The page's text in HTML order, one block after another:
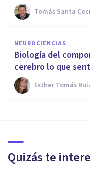
Tomás Santa
NEUROCIENCIAS
Biología del
cerebro lo que
Esther Tomás
Quizás te